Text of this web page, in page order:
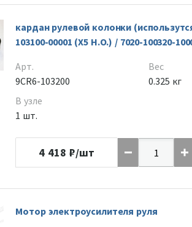
кардан рулевой колонки
103100-00001 (X5 H.O.) / 7020-100320-
Арт.
9CR6-103200
В узле
1 шт.
Вес
0.325 кг
4 418 ₽/шт
Мотор электроусилителя руля